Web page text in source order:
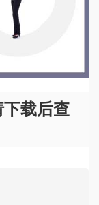
载后查